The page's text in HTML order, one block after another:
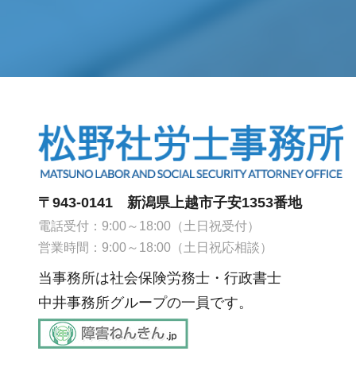
〒943-0141 新潟県上越市子安1353番地
電話受付：9:00～18:00（土日祝受付）
営業時間：9:00～18:00（土日祝応相談）
当事務所は社会保険労務士・行政書士
中井事務所グループの一員です。